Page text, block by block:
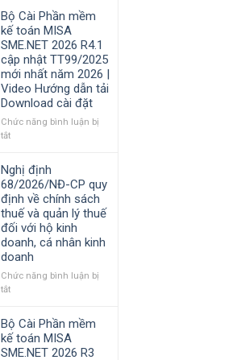
mềm
MISA
là
giải
pháp
quản
lý
tài
chính
–
được
nhiều
doanh
nghiệp
Việt
Nam
lựa
Bộ Cài Phần mềm
kế toán MISA
SME.NET 2026 R4.1
cập nhật TT99/2025
mới nhất năm 2026 |
Video Hướng dẫn tải
Download cài đặt
Chức năng bình luận bị
tắtở
Phần
mềm
kế
toán
MISA
SME.NET
2026
R4.1
cập
mới
nhất
năm
Nghị định
68/2026/NĐ-CP quy
định về chính sách
thuế và quản lý thuế
đối với hộ kinh
doanh, cá nhân kinh
doanh
Chức năng bình luận bị
tắtở
định
68/2026/NĐ-
CP
quy
Bộ Cài Phần mềm
kế toán MISA
SME.NET 2026 R3